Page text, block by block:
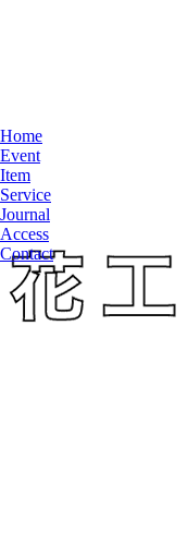
Home
Event
Item
Service
Journal
Access
Contact